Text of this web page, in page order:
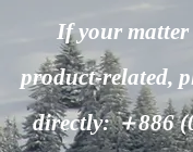
If your
product-related,
directly: ＋886